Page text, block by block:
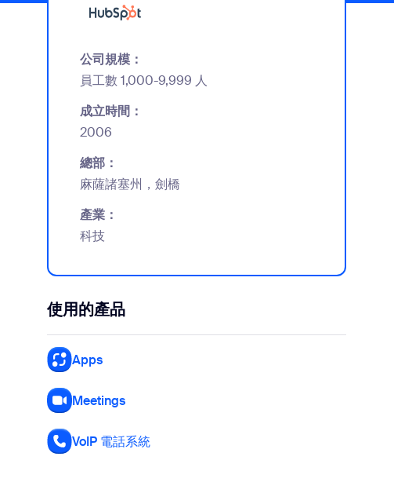
公司規模：
員工數 1,000-9,999 人
成立時間：
2006
總部：
麻薩諸塞州，劍橋
產業：
科技
使用的產品
Apps
Meetings
VoIP 電話系統